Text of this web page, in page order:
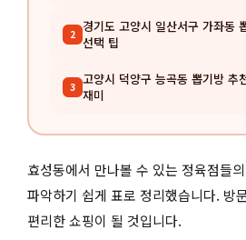
2 경기도 고양시 일산서구 가좌동
선택 팁
3 고양시 덕양구 능곡동 뽑기방 추
재미
효성동에서 만나볼 수 있는 정육점들
파악하기 쉽게 표로 정리했습니다. 방
편리한 쇼핑이 될 것입니다.